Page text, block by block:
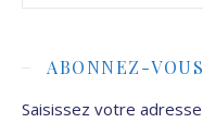
ABONNEZ-
Saisissez votre